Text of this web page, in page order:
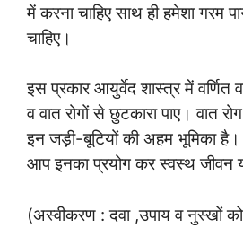
में करना चाहिए साथ ही हमेशा गरम
चाहिए।
इस प्रकार आयुर्वेद शास्त्र में वर्णित
व वात रोगों से छुटकारा पाए। वात
इन जड़ी-बूटियों की अहम भूमिका
आप इनका प्रयोग कर स्वस्थ जीवन
(अस्वीकरण : दवा ,उपाय व नुस्खों